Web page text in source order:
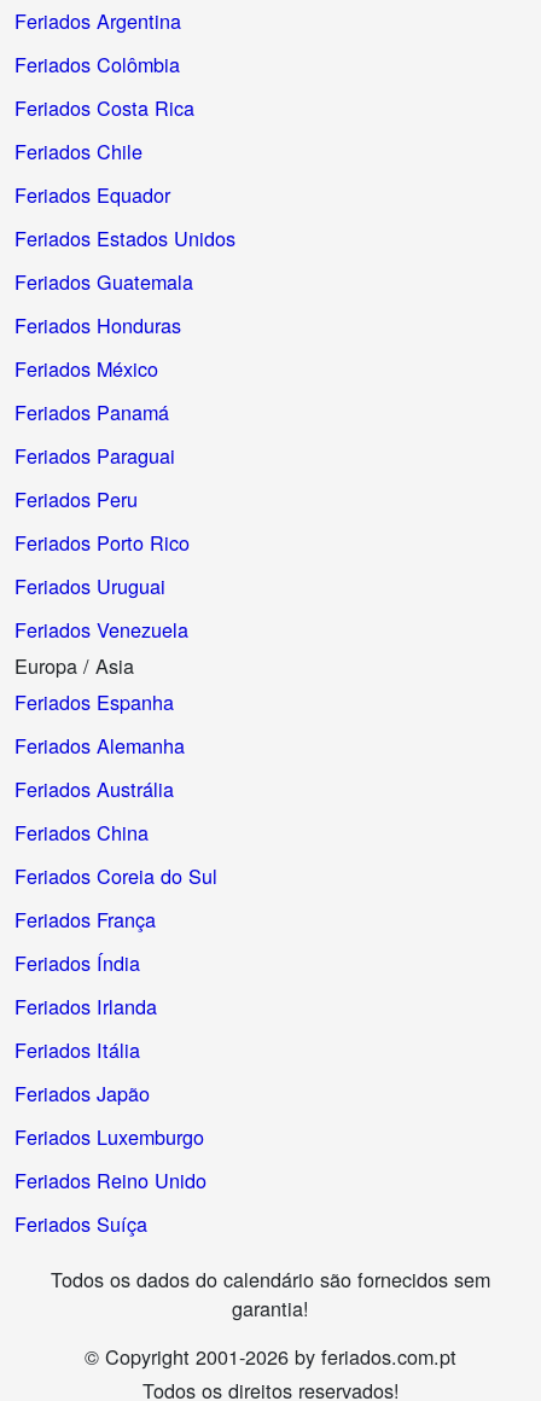
Feriados Argentina
Feriados Colômbia
Feriados Costa Rica
Feriados Chile
Feriados Equador
Feriados Estados Unidos
Feriados Guatemala
Feriados Honduras
Feriados México
Feriados Panamá
Feriados Paraguai
Feriados Peru
Feriados Porto Rico
Feriados Uruguai
Feriados Venezuela
Europa / Asia
Feriados Espanha
Feriados Alemanha
Feriados Austrália
Feriados China
Feriados Coreia do Sul
Feriados França
Feriados Índia
Feriados Irlanda
Feriados Itália
Feriados Japão
Feriados Luxemburgo
Feriados Reino Unido
Feriados Suíça
Todos os dados do calendário são fornecidos sem
garantia!
© Copyright 2001-2026 by feriados.com.pt
Todos os direitos reservados!